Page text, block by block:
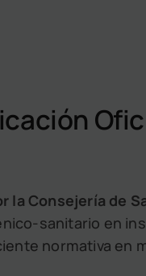
la Consejería de
sanitario en
normativa en